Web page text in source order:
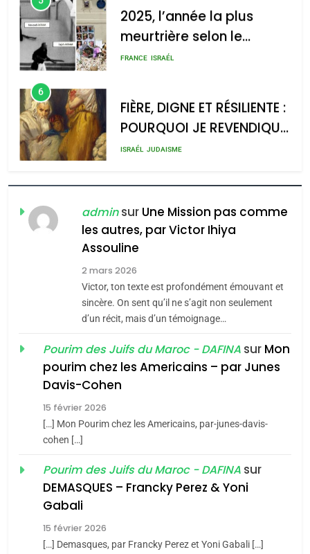
2025, l’année la plus
meurtrière selon le rapport
d’ADL contre
l’antisémitisme
2025, l’année la plus
meurtrière selon le
rapport d’ADL contre
l’antisémitisme
6
FIÈRE, DIGNE ET RÉSILIENTE :
POURQUOI JE REVENDIQUE
MA JUDAÏTE par Thérèse
Zrihen-Dvir
CE QUI NOUS MANQUE –
Jacques Hadida
JUDAISME
Maroc : Les amandes de
Tafraout, le miel de Tadla
Azilal consacrés produits
du terroir
DAFINA MAROC
Oeil ravageur – Vanessa
De Loya Stauber
«Tu dis génocide, je dis
guerre»: La nouvelle
adminsur Une Mission pas comme
les autres, par Victor Ihiya
Assouline
2 mars 2026
Victor, ton texte est profondément émouvant et
sincère. On sent qu’il ne s’agit non seulement
d’un récit, mais d’un témoignage…
Pourim des Juifs du Maroc - DAFINA sur Mon
pourim chez les Americains – par Junes
Davis-Cohen
15 février 2026
[…] Mon Pourim chez les Americains, par-junes-davis-
cohen […]
Pourim des Juifs du Maroc - DAFINA sur
DEMASQUES – Francky Perez & Yoni
Gabali
15 février 2026
[…] Demasques, par Francky Perez et Yoni Gabali […]
2025, l’année la plus
d’ADL contre
l’antisémitisme
FRANCE ISRAÉL
POURQUOI JE REVENDIQUE